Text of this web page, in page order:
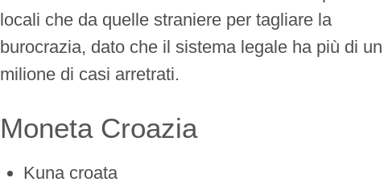
locali che da quelle straniere per tagliare la
burocrazia, dato che il sistema legale ha più di un
milione di casi arretrati.
Moneta Croazia
Kuna croata